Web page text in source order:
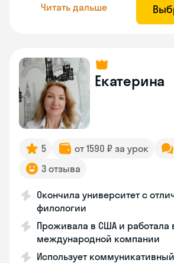
Читать дальше
Екатерина
5 от 1590 ₽ за урок
3 отзыва
Окончила университет с
филологии
Проживала в США и работала
международной компании
Использует